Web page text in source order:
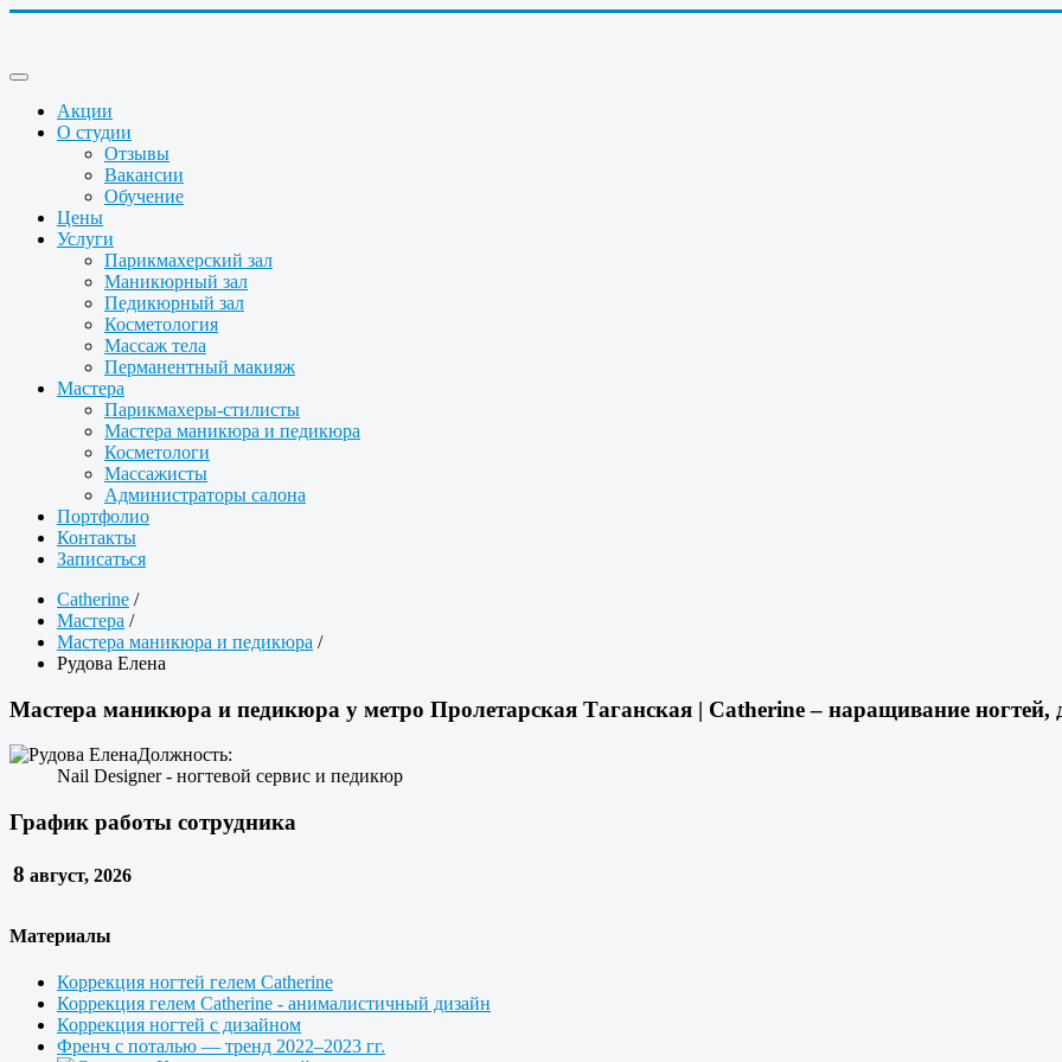
Акции
О студии
Отзывы
Вакансии
Обучение
Цены
Услуги
Парикмахерский зал
Маникюрный зал
Педикюрный зал
Косметология
Массаж тела
Перманентный макияж
Мастера
Парикмахеры-стилисты
Мастера маникюра и педикюра
Косметологи
Массажисты
Администраторы салона
Портфолио
Контакты
Записаться
Catherine /
Мастера /
Мастера маникюра и педикюра /
Рудова Елена
Мастера маникюра и педикюра у метро Пролетарская Таганская | Catherine – наращивание ногтей,
Должность:
Nail Designer - ногтевой сервис и педикюр
График работы сотрудника
8 август, 2026
Материалы
Коррекция ногтей гелем Catherine
Коррекция гелем Catherine - анималистичный дизайн
Коррекция ногтей с дизайном
Френч с поталью — тренд 2022–2023 гг.